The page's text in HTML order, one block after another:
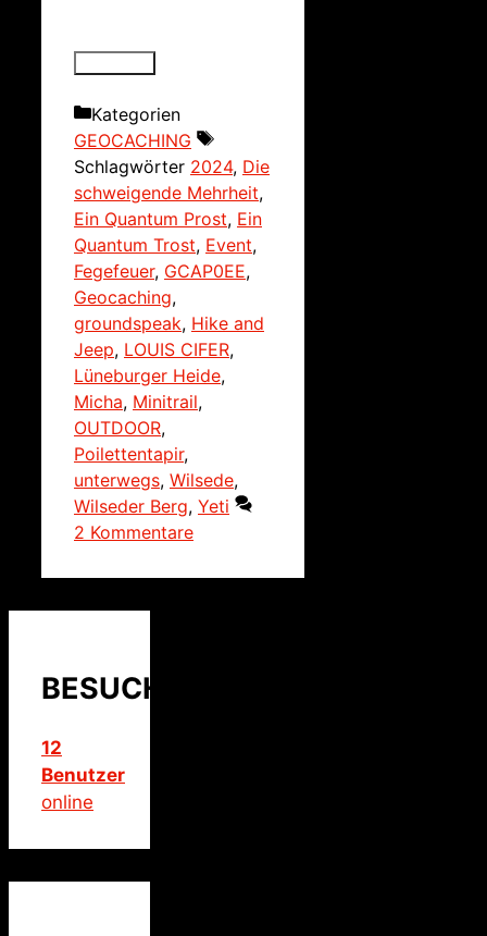
Kategorien
GEOCACHING
Schlagwörter 2024, Die
schweigende Mehrheit,
Ein Quantum Prost, Ein
Quantum Trost, Event,
Fegefeuer, GCAP0EE,
Geocaching,
groundspeak, Hike and
Jeep, LOUIS CIFER,
Lüneburger Heide,
Micha, Minitrail,
OUTDOOR,
Poilettentapir,
unterwegs, Wilsede,
Wilseder Berg, Yeti
2 Kommentare
BESUCHER
12
Benutzer
online